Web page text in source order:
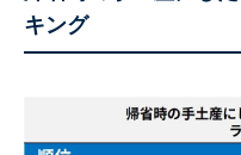
キング